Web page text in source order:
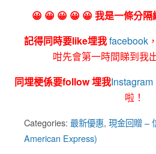
😀 😀 😀 😀 😀 我是一條分
記得同時要like埋我facebook
咁先會第一時間睇到我
同埋梗係要follow 埋我Instagram
啦！
Categories: 最新優惠, 現金回贈 –
American Express)